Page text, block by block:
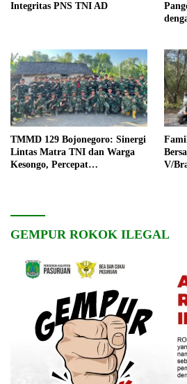
Integritas PNS TNI AD
TMMD 129 Bojonegoro: Sinergi
Lintas Matra TNI dan Warga
Kesongo, Percepat
V/
GEMPUR ROKOK ILEGAL